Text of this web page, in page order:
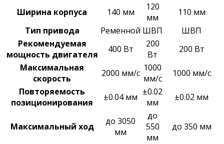
Ширина корпуса 140 мм
120
мм
110 мм
Тип привода
Ременной ШВП
ШВП
Рекомендуемая
мощность двигателя
400 Вт
200
Вт
200 Вт
Максимальная
скорость
2000 мм/с 1000
мм/с
1000 мм/с
Повторяемость
позиционирования
±0.04 мм ±0.02
мм
±0.02 мм
Максимальный ход
до 3050
мм
до
550
мм
до 350 мм